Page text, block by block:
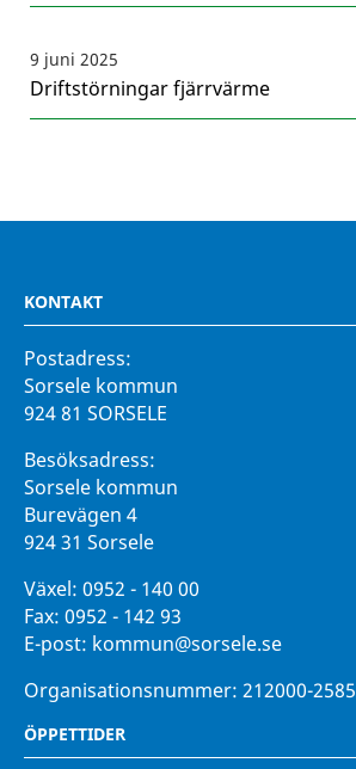
9 juni 2025
Driftstörningar fjärrvärme
KONTAKT
Postadress:
Sorsele kommun
924 81 SORSELE
Besöksadress:
Sorsele kommun
Burevägen 4
924 31 Sorsele
Växel: 0952 - 140 00
Fax: 0952 - 142 93
E-post: kommun@sorsele.se
Organisationsnummer: 212000-2585
ÖPPETTIDER